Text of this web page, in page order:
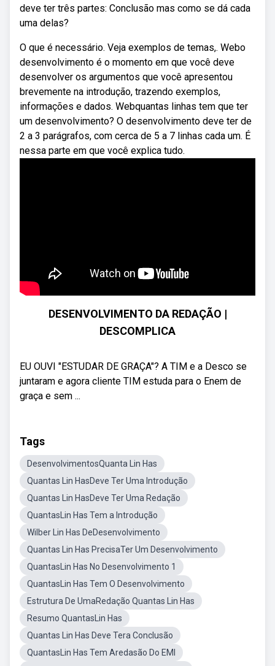
deve ter três partes: Conclusão mas como se dá cada
uma delas?
O que é necessário. Veja exemplos de temas,. Webo
desenvolvimento é o momento em que você deve
desenvolver os argumentos que você apresentou
brevemente na introdução, trazendo exemplos,
informações e dados. Webquantas linhas tem que ter
um desenvolvimento? O desenvolvimento deve ter de
2 a 3 parágrafos, com cerca de 5 a 7 linhas cada um. É
nessa parte em que você explica tudo.
DESENVOLVIMENTO DA REDAÇÃO |
DESCOMPLICA
EU OUVI "ESTUDAR DE GRAÇA"? A TIM e a Desco se
juntaram e agora cliente TIM estuda para o Enem de
graça e sem ...
Tags
DesenvolvimentosQuanta Lin Has
Quantas Lin HasDeve Ter Uma Introdução
Quantas Lin HasDeve Ter Uma Redação
QuantasLin Has Tem a Introdução
Wilber Lin Has DeDesenvolvimento
Quantas Lin Has PrecisaTer Um Desenvolvimento
QuantasLin Has No Desenvolvimento 1
QuantasLin Has Tem O Desenvolvimento
Estrutura De UmaRedação Quantas Lin Has
Resumo QuantasLin Has
Quantas Lin Has Deve Tera Conclusão
QuantasLin Has Tem Aredasão Do EMI